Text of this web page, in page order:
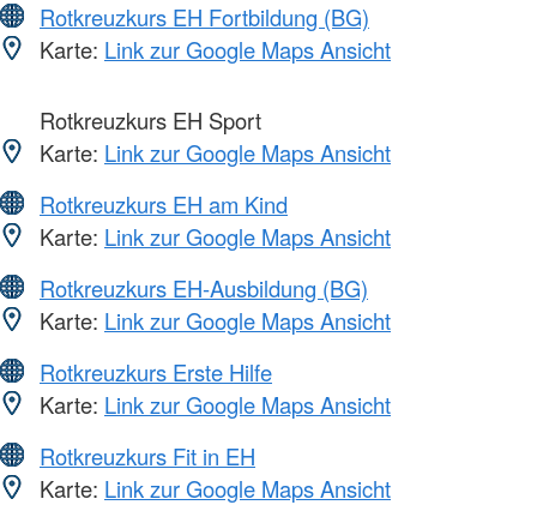
Rotkreuzkurs EH Fortbildung (BG)
Karte: Link zur Google Maps Ansicht
Rotkreuzkurs EH Sport
Karte: Link zur Google Maps Ansicht
Rotkreuzkurs EH am Kind
Karte: Link zur Google Maps Ansicht
Rotkreuzkurs EH-Ausbildung (BG)
Karte: Link zur Google Maps Ansicht
Rotkreuzkurs Erste Hilfe
Karte: Link zur Google Maps Ansicht
Rotkreuzkurs Fit in EH
Karte: Link zur Google Maps Ansicht